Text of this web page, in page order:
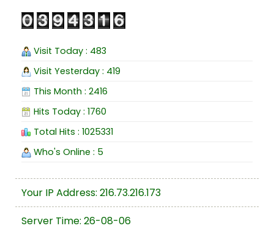
Visit Today : 483
Visit Yesterday : 419
This Month : 2416
Hits Today : 1760
Total Hits : 1025331
Who's Online : 5
Your IP Address: 216.73.216.173
Server Time: 26-08-06